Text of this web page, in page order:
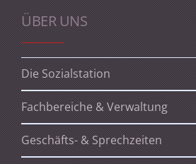
ÜBER UNS
Die Sozialstation
Fachbereiche & Verwaltung
Geschäfts- & Sprechzeiten